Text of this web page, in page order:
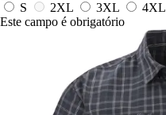
S 2XL 3XL 4XL
Este campo é obrigatório